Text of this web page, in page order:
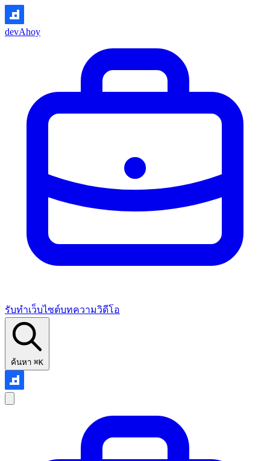
devAhoy
รับทำเว็บไซต์บทความวิดีโอ
ค้นหา ⌘K